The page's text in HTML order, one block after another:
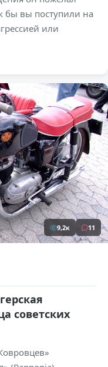
бы вы поступили на
или
9,2к 11
советских